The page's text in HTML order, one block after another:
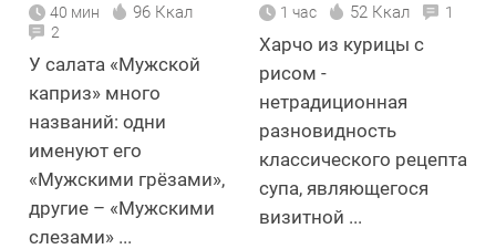
40 мин 96 Ккал
2
У салата «Мужской
каприз» много
названий: одни
именуют его
«Мужскими грёзами»,
другие – «Мужскими
слезами» ...
1 час 52 Ккал 1
Харчо из курицы с
рисом -
нетрадиционная
разновидность
классического рецепта
супа, являющегося
визитной ...